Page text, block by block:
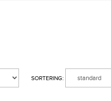
SORTERING: